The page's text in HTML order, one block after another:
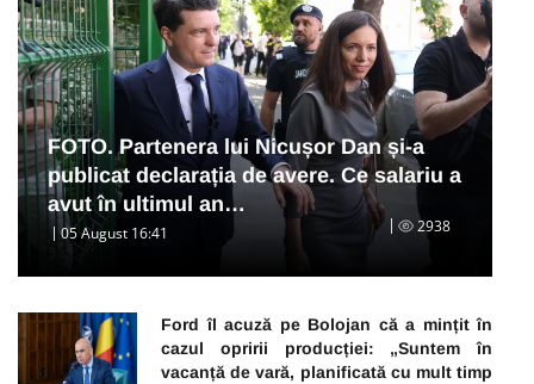
FOTO. Partenera lui Nicușor Dan și-a
publicat declarația de avere. Ce salariu a
avut în ultimul an…
05 August 16:41 2938
Ford îl acuză pe Bolojan că a mințit în
cazul opririi producției: „Suntem în
vacanță de vară, planificată cu mult timp